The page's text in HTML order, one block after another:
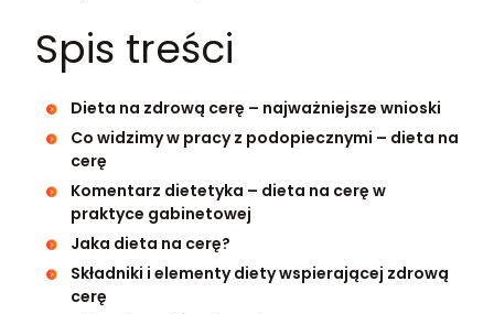
Spis treści
Dieta na zdrową cerę – najważniejsze wnioski
Co widzimy w pracy z podopiecznymi – dieta na
cerę
Komentarz dietetyka – dieta na cerę w
praktyce gabinetowej
Jaka dieta na cerę?
Składniki i elementy diety wspierającej zdrową
cerę